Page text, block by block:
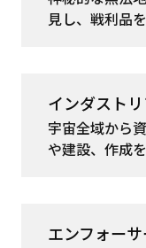
見し、戦利品
インダスト
宇宙全域から
や建設、作成を
エンフォー